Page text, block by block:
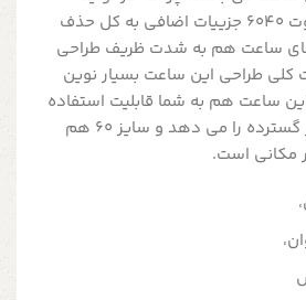
ساعت دیواری هلموت 6040 جزییات اضافی به کل حذف
ساعت هم به شدت ظریف طراحی
طراحی این ساعت بسیار نوین
باشد. سایز 80 این ساعت هم به شما قابلیت استفاده
در مکان های بسیار گسترده را می دهد و سایز 60 هم
مکانی است.